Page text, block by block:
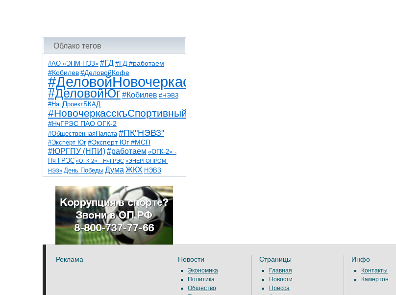
Облако тегов
#АО «ЭПМ-НЭЗ» #ГД #ГД #работаем
#Кобилев #ДеловойКофе
#ДеловойНовочеркасск
#ДеловойЮг#Кобилев #НЭВЗ
#НацПроектБКАД
#НовочеркасскъСпортивный
#НчГРЭС ПАО ОГК-2
#ОбщественнаяПалата #ПК"НЭВЗ"
#Эксперт Юг #Эксперт Юг #МСП
#ЮРГПУ (НПИ)#работаем «ОГК-2» -
Нч ГРЭС «ОГК-2» – НчГРЭС «ЭНЕРГОПРОМ-
НЭЗ» День Победы Дума ЖКХ НЭВЗ
НчГРЭС ТНТ
благоустройствоветераны выборы
детидороги казаки коррупция космос
общественная палата парк пожар роща
спорт театр транспорт художники
Реклама Новости
Экономика
Политика
Общество
Страницы
Главная
Новости
Пресса
Инфо
Контакты
Камертон